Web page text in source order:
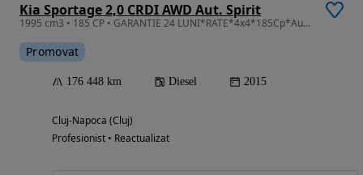
Kia Sportage 2,0 CRDI AWD Aut. Spirit
1995 cm3 • 185 CP • GARANTIE 24 LUNI*RATE*4x4*185Cp*Automata*Piele*Panorama*Full
Promovat
176 448 km Diesel 2015
Cluj-Napoca (Cluj)
Profesionist • Reactualizat